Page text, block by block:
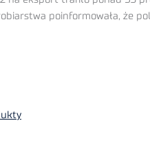
poinformowała, że